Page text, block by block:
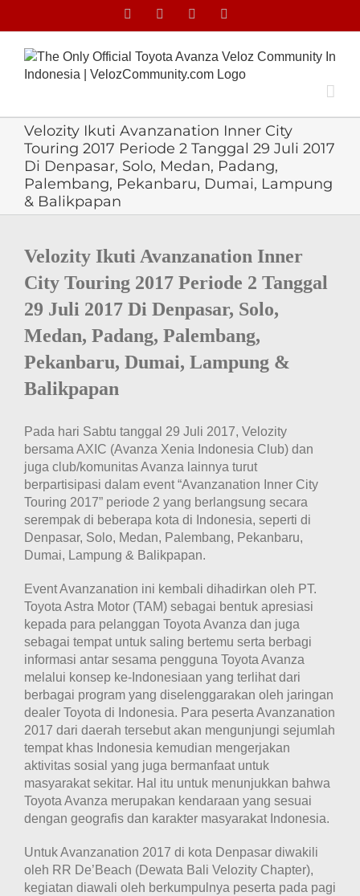
FacebookFacebook
Velozity Ikuti Avanzanation Inner City
Touring 2017 Periode 2 Tanggal 29 Juli 2017
Di Denpasar, Solo, Medan, Padang,
Palembang, Pekanbaru, Dumai, Lampung
& Balikpapan
Image
Velozity Ikuti Avanzanation Inner
City Touring 2017 Periode 2 Tanggal
29 Juli 2017 Di Denpasar, Solo,
Medan, Padang, Palembang,
Pekanbaru, Dumai, Lampung &
Balikpapan
Pada hari Sabtu tanggal 29 Juli 2017, Velozity
bersama AXIC (Avanza Xenia Indonesia Club) dan
juga club/komunitas Avanza lainnya turut
berpartisipasi dalam event “Avanzanation Inner City
Touring 2017” periode 2 yang berlangsung secara
serempak di beberapa kota di Indonesia, seperti di
Denpasar, Solo, Medan, Palembang, Pekanbaru,
Dumai, Lampung & Balikpapan.
Event Avanzanation ini kembali dihadirkan oleh PT.
Toyota Astra Motor (TAM) sebagai bentuk apresiasi
kepada para pelanggan Toyota Avanza dan juga
sebagai tempat untuk saling bertemu serta berbagi
informasi antar sesama pengguna Toyota Avanza
melalui konsep ke-Indonesiaan yang terlihat dari
berbagai program yang diselenggarakan oleh jaringan
dealer Toyota di Indonesia. Para peserta Avanzanation
2017 dari daerah tersebut akan mengunjungi sejumlah
tempat khas Indonesia kemudian mengerjakan
aktivitas sosial yang juga bermanfaat untuk
masyarakat sekitar. Hal itu untuk menunjukkan bahwa
Toyota Avanza merupakan kendaraan yang sesuai
dengan geografis dan karakter masyarakat Indonesia.
Untuk Avanzanation 2017 di kota Denpasar diwakili
oleh RR De’Beach (Dewata Bali Velozity Chapter),
kegiatan diawali oleh berkumpulnya peserta pada pagi